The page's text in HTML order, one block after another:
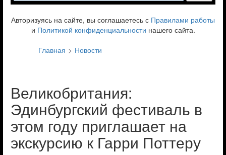
Авторизуясь на сайте, вы соглашаетесь с Правилами работы
и Политикой конфиденциальности нашего сайта.
Главная
Новости
Великобритания:
Эдинбургский фестиваль в
этом году приглашает на
экскурсию к Гарри Поттеру